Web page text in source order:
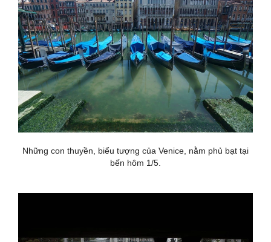
Những con thuyền, biểu tượng của Venice, nằm phủ bạt tại
bến hôm 1/5.